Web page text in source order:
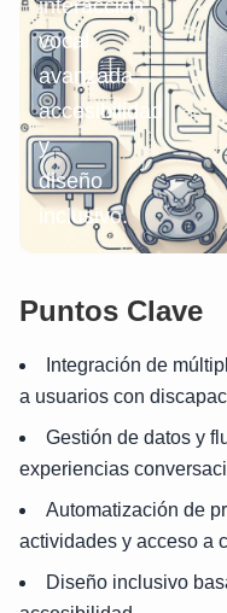
interacción
vocal
avanzada,
accesibilidad
y
diseño
inclusivo.
Puntos Clave
Integración de
a usuarios con
Gestión de datos y
experiencias
Automatización de
actividades y acceso a
Diseño inclusivo